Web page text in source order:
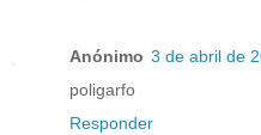
Anónimo 3 de abril de
poligarfo
Responder